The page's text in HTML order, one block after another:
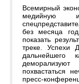
Всемирный
медийную и
без месяца
показать
треке. Успехи
дальнейшего
похвастаться
пресс-